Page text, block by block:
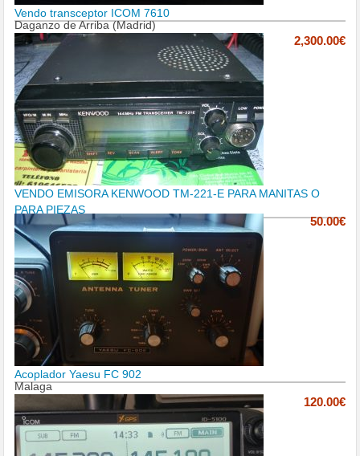
Vendo transceptor ICOM 7610
Daganzo de Arriba (Madrid)
2,300.00€
VENDO EMISORA KENWOOD TM-221-E PARA MANITAS O
PARA PIEZAS
50.00€
Acoplador Yaesu FC 902
Malaga
120.00€